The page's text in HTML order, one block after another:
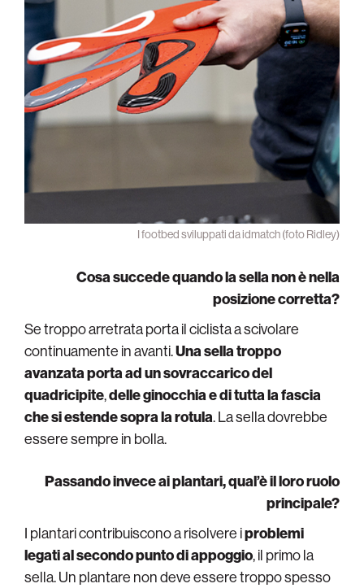
I footbed sviluppati da idmatch (foto Ridley)
Cosa succede quando la sella non è nella
posizione corretta?
Se troppo arretrata porta il ciclista a scivolare
continuamente in avanti.Unasella troppo
avanzata porta ad un sovraccarico del
quadricipite,delleginocchia e di tutta la fascia
che si estende sopra la rotula. La sella dovrebbe
essere sempre in bolla.
Passando invece ai plantari, qual’è il loro ruolo
principale?
I plantari contribuiscono a risolvere iproblemi
legati al secondo punto di appoggio, il primo la
sella. Un plantare non deve essere troppo spesso